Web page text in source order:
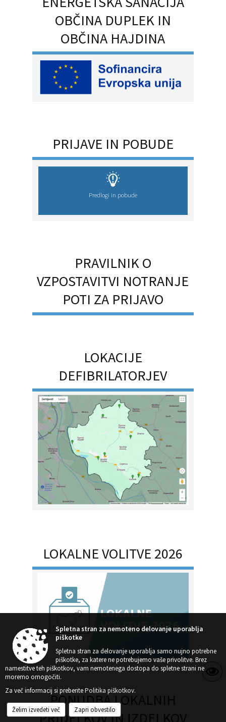
OBČINA DUPLEK IN
OBČINA HAJDINA
PRIJAVE IN POBUDE
Predlogi in pobude
PRAVILNIK O
VZPOSTAVITVI NOTRANJE
POTI ZA PRIJAVO
LOKACIJE
DEFIBRILATORJEV
LOKALNE VOLITVE 2026
PONUDBA LOKALNIH
PRIDELKOV IN IZDELKOV
Spletna stran za nemoteno delovanje uporablja
piškotke
Spletna stran za delovanje uporablja samo nujno potrebne
piškotke, za katere ne potrebujemo vaše privolitve. Brez
namestitve teh piškotkov, vam nemotenega dostopa do spletne strani ne
moremo omogočiti.
Za več informacij si preberitePolitika piškotkov.
Želim izvedeti več Zapri obvestilo